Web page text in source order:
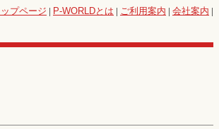
ップページ | P-WORLDとは | ご利用案内 | 会社案内 |